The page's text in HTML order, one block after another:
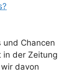
und Chancen
in der Zeitung
davon